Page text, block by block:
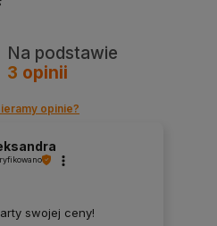
Na podstawie
3 opinii
opinie?
swojej ceny!